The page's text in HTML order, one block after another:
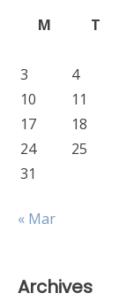
M
T
3
4
10
11
17
18
24
25
31
« Mar
Archives